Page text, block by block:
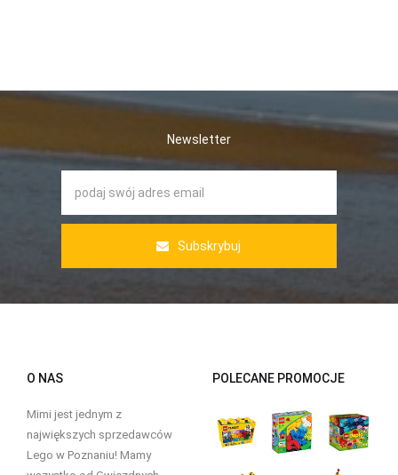
Newsletter
Subskrybuj
O NAS
Mimi jest jednym z
największych sprzedawców
Lego w Poznaniu! Mamy
POLECANE PROMOCJE